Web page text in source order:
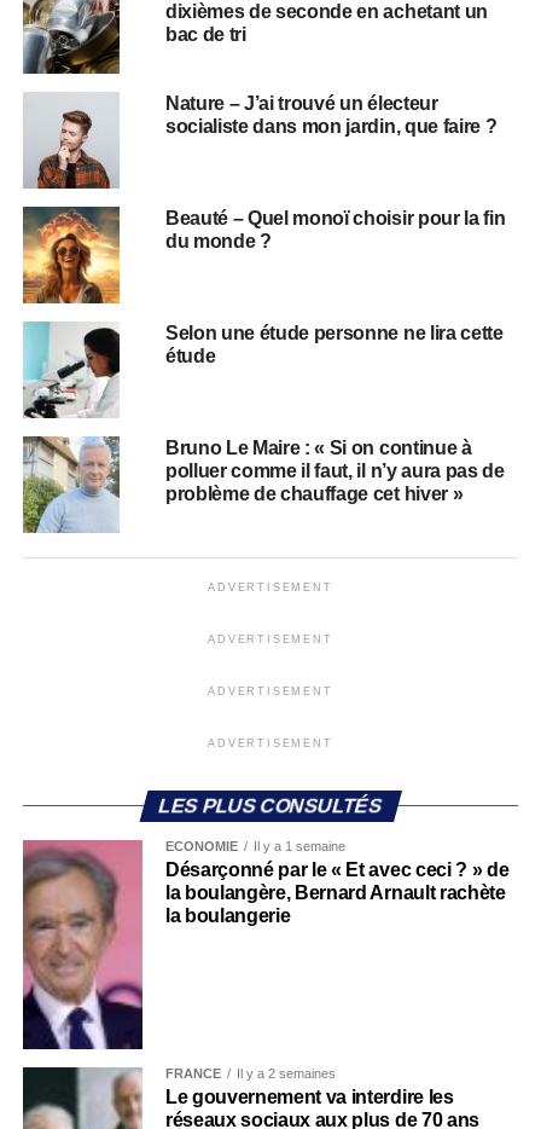
dixièmes de seconde en achetant un
bac de tri
Nature – J’ai trouvé un électeur
socialiste dans mon jardin, que faire ?
Beauté – Quel monoï choisir pour la fin
du monde ?
Selon une étude personne ne lira cette
étude
Bruno Le Maire : « Si on continue à
polluer comme il faut, il n’y aura pas de
problème de chauffage cet hiver »
ADVERTISEMENT
ADVERTISEMENT
ADVERTISEMENT
ADVERTISEMENT
LES PLUS CONSULTÉS
ECONOMIE Il y a 1 semaine
Désarçonné par le « Et avec ceci ? » de
la boulangère, Bernard Arnault rachète
la boulangerie
FRANCE Il y a 2 semaines
Le gouvernement va interdire les
réseaux sociaux aux plus de 70 ans